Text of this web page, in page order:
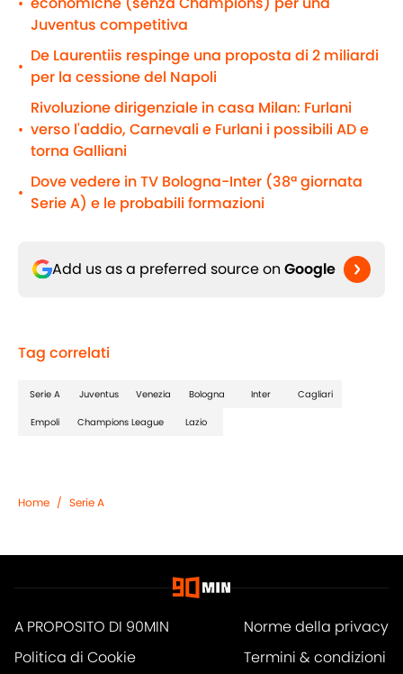
Juventus competitiva
•
De Laurentiis respinge una proposta di 2 miliardi
per la cessione del Napoli
•
Rivoluzione dirigenziale in casa Milan: Furlani
verso l'addio, Carnevali e Furlani i possibili AD e
torna Galliani
•
Dove vedere in TV Bologna-Inter (38ª giornata
Serie A) e le probabili formazioni
Add us as a preferred source on Google
Tag correlati
Serie A Juventus Venezia Bologna Inter Cagliari
Empoli Champions League Lazio
Home / Serie A
A PROPOSITO DI 90MIN
Norme della privacy
Politica di Cookie
Termini & condizioni